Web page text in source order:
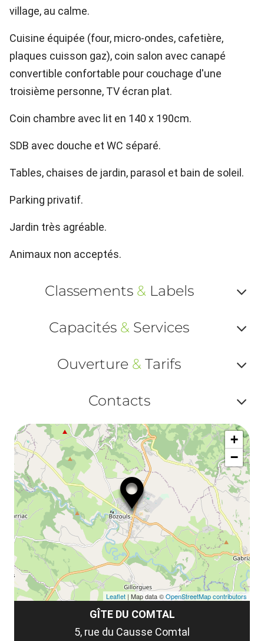
village, au calme.
Cuisine équipée (four, micro-ondes, cafetière,
plaques cuisson gaz), coin salon avec canapé
convertible confortable pour couchage d'une
troisième personne, TV écran plat.
Coin chambre avec lit en 140 x 190cm.
SDB avec douche et WC séparé.
Tables, chaises de jardin, parasol et bain de soleil.
Parking privatif.
Jardin très agréable.
Animaux non acceptés.
Classements &Labels
ou
Capacités & Services
ou
Ouverture & Tarifs
ou
et
Contacts
ou
GÎTE DU COMTAL
5, rue du Causse Comtal
+
−
Leaflet | Map data ©OpenStreetMap contributors